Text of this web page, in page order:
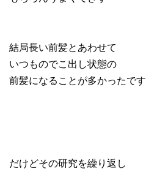
結局長い前髪とあわせて
いつものでこ出し状態の
前髪になることが多かったです
だけどその研究を繰り返し